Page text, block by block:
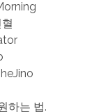
하는 법.